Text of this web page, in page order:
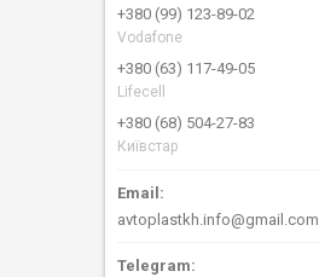
+380 (99) 123-89-02
Vodafone
+380 (63) 117-49-05
Lifecell
+380 (68) 504-27-83
Київстар
avtoplastkh.info@gmail.com